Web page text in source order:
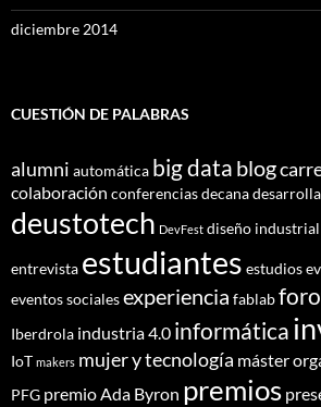
diciembre 2014
CUESTIÓN DE PALABRAS
alumni automática big data blog
colaboración conferenciasdecana
deustotech DevFest diseño industrial
entrevista estudiantes estudios
eventos socialesexperiencia fablab
Iberdrola industria 4.0 informática
IoT makers mujer y tecnología máster
PFG premio Ada Byron premios